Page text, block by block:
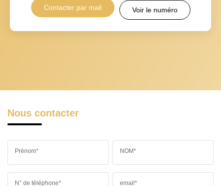
Contacter par mail Voir le numéro
Nous contacter
Prénom* NOM*
N° de téléphone* email*